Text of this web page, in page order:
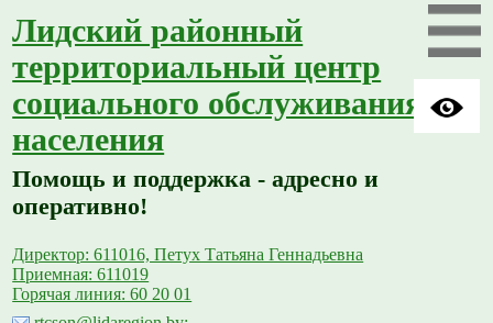
Лидский районный
территориальный центр
социального обслуживания
населения
Помощь и поддержка - адресно и
оперативно!
Директор: 611016, Петух Татьяна Геннадьевна
Приемная: 611019
Горячая линия: 60 20 01